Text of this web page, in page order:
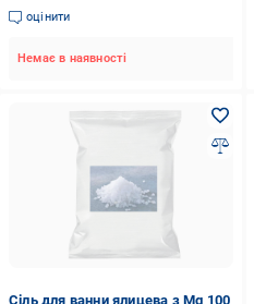
оцінити
Немає в наявності
Сіль для ванни ялицева з Mg 100